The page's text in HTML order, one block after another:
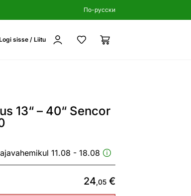
По-русски
sisse / Liitu
13“ – 40“ Sencor
11.08 - 18.08
24,05€